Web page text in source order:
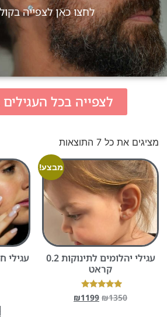
לחצו כאן לצפייה
לצפייה בכל
מציגים את כל ⁦7⁩ התוצאות
מבצע!
עגילי יהלומים לתינוקות 0.2
קראט
דורג
5.00
₪1350
₪1199
עגילי